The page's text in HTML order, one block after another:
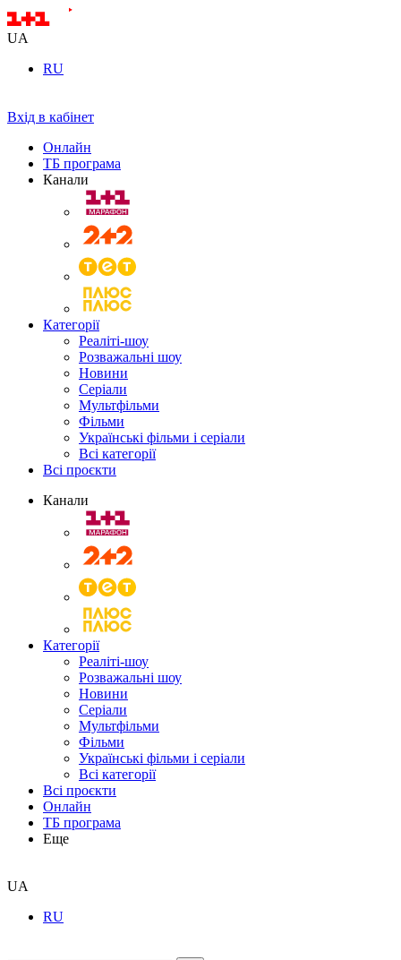
UA
RU
Вхід в кабінет
Онлайн
ТБ програма
Канали
Категорії
Реаліті-шоу
Розважальні шоу
Новини
Серіали
Мультфільми
Фільми
Українські фільми і серіали
Всі категорії
Всі проєкти
Канали
Категорії
Реаліті-шоу
Розважальні шоу
Новини
Серіали
Мультфільми
Фільми
Українські фільми і серіали
Всі категорії
Всі проєкти
Онлайн
ТБ програма
Еще
UA
RU